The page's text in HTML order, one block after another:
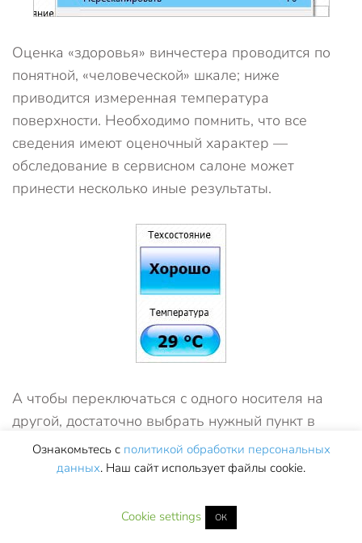
Оценка «здоровья» винчестера проводится по
понятной, «человеческой» шкале; ниже
приводится измеренная температура
поверхности. Необходимо помнить, что все
сведения имеют оценочный характер —
обследование в сервисном салоне может
принести несколько иные результаты.
А чтобы переключаться с одного носителя на
другой, достаточно выбрать нужный пункт в
списке «Диск». Кроме того, делать это можно,
щёлкая по вынесенным вверх иконкам или
Ознакомьтесь с политикой обработки персональных
данных. Наш сайт использует файлы cookie.
Cookie settings ОК